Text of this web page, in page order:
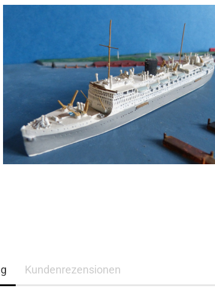
Kundenrezensionen